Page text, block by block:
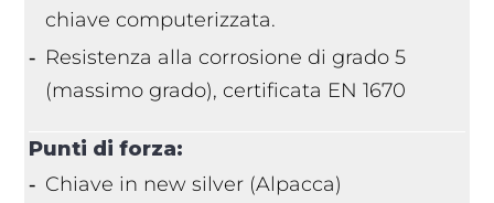
chiave computerizzata.
Resistenza alla corrosione di grado 5
(massimo grado), certificata EN 1670
Punti di forza:
Chiave in new silver (Alpacca)